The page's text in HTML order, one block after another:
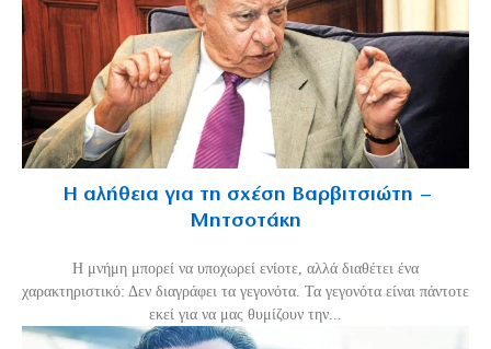
Η αλήθεια για τη σχέση Βαρβιτσιώτη –
Μητσοτάκη
H μνήμη μπορεί να υποχωρεί ενίοτε, αλλά διαθέτει ένα
χαρακτηριστικό: Δεν διαγράφει τα γεγονότα. Τα γεγονότα είναι πάντοτε
εκεί για να μας θυμίζουν την...